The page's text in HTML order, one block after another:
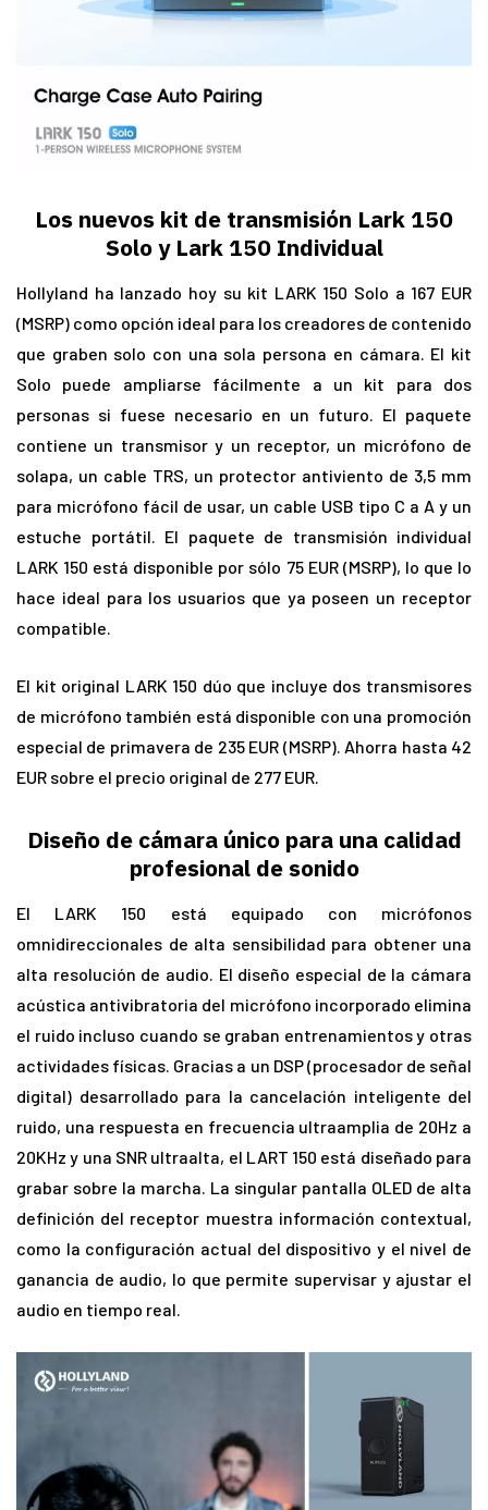
Los nuevos kit de transmisión Lark 150
Solo y Lark 150 Individual
Hollyland ha lanzado hoy su kit LARK 150 Solo a 167 EUR
(MSRP) como opción ideal para los creadores de contenido
que graben solo con una sola persona en cámara. El kit
Solo puede ampliarse fácilmente a un kit para dos
personas si fuese necesario en un futuro. El paquete
contiene un transmisor y un receptor, un micrófono de
solapa, un cable TRS, un protector antiviento de 3,5 mm
para micrófono fácil de usar, un cable USB tipo C a A y un
estuche portátil. El paquete de transmisión individual
LARK 150 está disponible por sólo 75 EUR (MSRP), lo que lo
hace ideal para los usuarios que ya poseen un receptor
compatible.
El kit original LARK 150 dúo que incluye dos transmisores
de micrófono también está disponible con una promoción
especial de primavera de 235 EUR (MSRP). Ahorra hasta 42
EUR sobre el precio original de 277 EUR.
Diseño de cámara único para una calidad
profesional de sonido
El LARK 150 está equipado con micrófonos
omnidireccionales de alta sensibilidad para obtener una
alta resolución de audio. El diseño especial de la cámara
acústica antivibratoria del micrófono incorporado elimina
el ruido incluso cuando se graban entrenamientos y otras
actividades físicas. Gracias a un DSP (procesador de señal
digital) desarrollado para la cancelación inteligente del
ruido, una respuesta en frecuencia ultraamplia de 20Hz a
20KHz y una SNR ultraalta, el LART 150 está diseñado para
grabar sobre la marcha. La singular pantalla OLED de alta
definición del receptor muestra información contextual,
como la configuración actual del dispositivo y el nivel de
ganancia de audio, lo que permite supervisar y ajustar el
audio en tiempo real.